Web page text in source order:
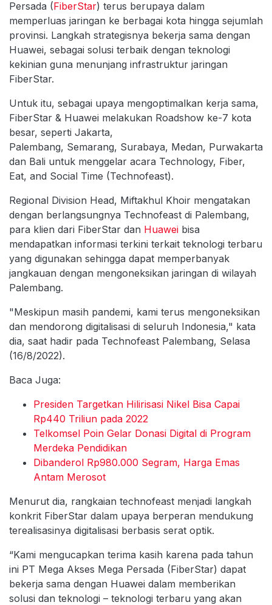
Persada (FiberStar) terus berupaya dalam
memperluas jaringan ke berbagai kota hingga sejumlah
provinsi. Langkah strategisnya bekerja sama dengan
Huawei, sebagai solusi terbaik dengan teknologi
kekinian guna menunjang infrastruktur jaringan
FiberStar.
Untuk itu, sebagai upaya mengoptimalkan kerja sama,
FiberStar & Huawei melakukan Roadshow ke-7 kota
besar, seperti Jakarta,
Palembang, Semarang, Surabaya, Medan, Purwakarta
dan Bali untuk menggelar acara Technology, Fiber,
Eat, and Social Time (Technofeast).
Regional Division Head, Miftakhul Khoir mengatakan
dengan berlangsungnya Technofeast di Palembang,
para klien dari FiberStar dan Huawei bisa
mendapatkan informasi terkini terkait teknologi terbaru
yang digunakan sehingga dapat memperbanyak
jangkauan dengan mengoneksikan jaringan di wilayah
Palembang.
"Meskipun masih pandemi, kami terus mengoneksikan
dan mendorong digitalisasi di seluruh Indonesia," kata
dia, saat hadir pada Technofeast Palembang, Selasa
(16/8/2022).
Baca Juga:
Presiden Targetkan Hilirisasi Nikel Bisa Capai
Rp440 Triliun pada 2022
Telkomsel Poin Gelar Donasi Digital di Program
Merdeka Pendidikan
Dibanderol Rp980.000 Segram, Harga Emas
Antam Merosot
Menurut dia, rangkaian technofeast menjadi langkah
konkrit FiberStar dalam upaya berperan mendukung
terealisasinya digitalisasi berbasis serat optik.
“Kami mengucapkan terima kasih karena pada tahun
ini PT Mega Akses Mega Persada (FiberStar) dapat
bekerja sama dengan Huawei dalam memberikan
solusi dan teknologi – teknologi terbaru yang akan